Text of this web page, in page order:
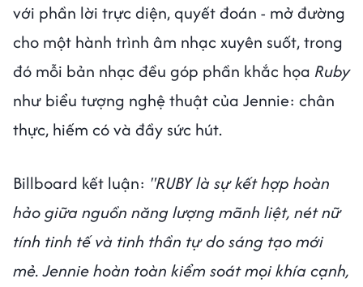
với phần lời trực diện, quyết đoán - mở đường
cho một hành trình âm nhạc xuyên suốt, trong
đó mỗi bản nhạc đều góp phần khắc họa Ruby
như biểu tượng nghệ thuật của Jennie: chân
thực, hiếm có và đầy sức hút.
Billboard kết luận: "RUBY là sự kết hợp hoàn
hảo giữa nguồn năng lượng mãnh liệt, nét nữ
tính tinh tế và tinh thần tự do sáng tạo mới
mẻ. Jennie hoàn toàn kiểm soát mọi khía cạnh,